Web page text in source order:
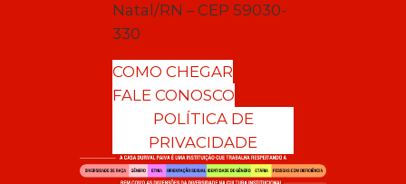
Natal/RN – CEP 59030-
330
COMO CHEGAR
FALE CONOSCO
POLÍTICA DE
PRIVACIDADE